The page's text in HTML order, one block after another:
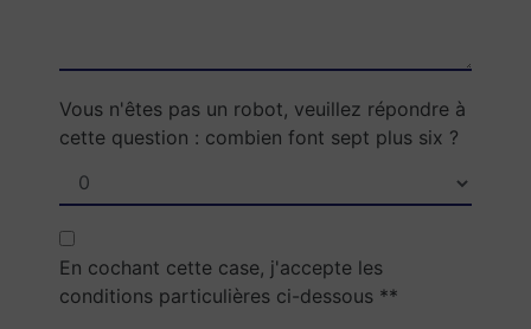
Vous n'êtes pas un robot, veuillez répondre à
cette question : combien font sept plus six ?
En cochant cette case, j'accepte les
conditions particulières ci-dessous **